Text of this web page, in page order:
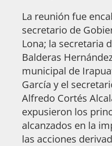
La reunión fue
secretario de
Lona; la secretaria
Balderas
municipal de
García y el
Alfredo Cortés
expusieron los
alcanzados en la
las acciones